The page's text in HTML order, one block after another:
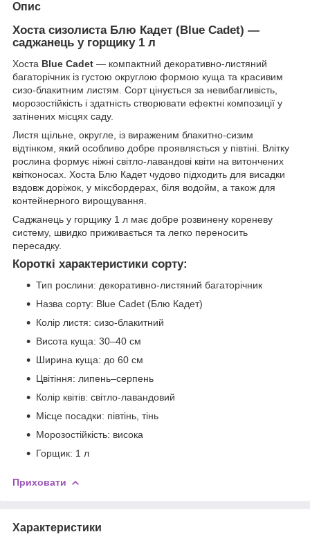
Опис
Хоста сизолиста Блю Кадет (Blue Cadet) —
саджанець у горщику 1 л
Хоста Blue Cadet — компактний декоративно-листяний
багаторічник із густою округлою формою куща та красивим
сизо-блакитним листям. Сорт цінується за невибагливість,
морозостійкість і здатність створювати ефектні композиції у
затінених місцях саду.
Листя щільне, округле, із вираженим блакитно-сизим
відтінком, який особливо добре проявляється у півтіні. Влітку
рослина формує ніжні світло-лавандові квіти на витончених
квітконосах. Хоста Блю Кадет чудово підходить для висадки
вздовж доріжок, у міксбордерах, біля водойм, а також для
контейнерного вирощування.
Саджанець у горщику 1 л має добре розвинену кореневу
систему, швидко приживається та легко переносить
пересадку.
Короткі характеристики сорту:
Тип рослини: декоративно-листяний багаторічник
Назва сорту: Blue Cadet (Блю Кадет)
Колір листя: сизо-блакитний
Висота куща: 30–40 см
Ширина куща: до 60 см
Цвітіння: липень–серпень
Колір квітів: світло-лавандовий
Місце посадки: півтінь, тінь
Морозостійкість: висока
Горщик: 1 л
Приховати
Характеристики